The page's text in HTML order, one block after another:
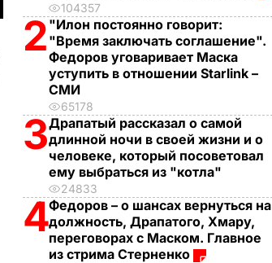
104357
2 "Илон постоянно говорит:
"Время заключать соглашение".
Федоров уговаривает Маска
уступить в отношении Starlink –
СМИ
65178
3Драпатый рассказал о самой
длинной ночи в своей жизни и о
человеке, который посоветовал
ему выбраться из "котла"
24833
4Федоров – о шансах вернуться на
должность, Драпатого, Хмару,
переговорах с Маском. Главное
из стрима Стерненко